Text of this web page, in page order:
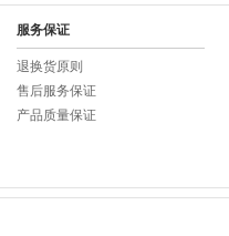
服务保证
退换货原则
售后服务保证
产品质量保证